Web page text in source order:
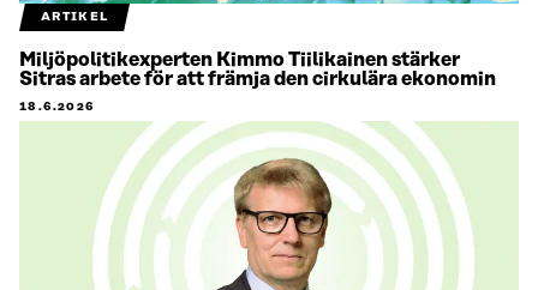
ARTIKEL
Miljöpolitikexperten Kimmo Tiilikainen stärker
Sitras arbete för att främja den cirkulära ekonomin
18.6.2026